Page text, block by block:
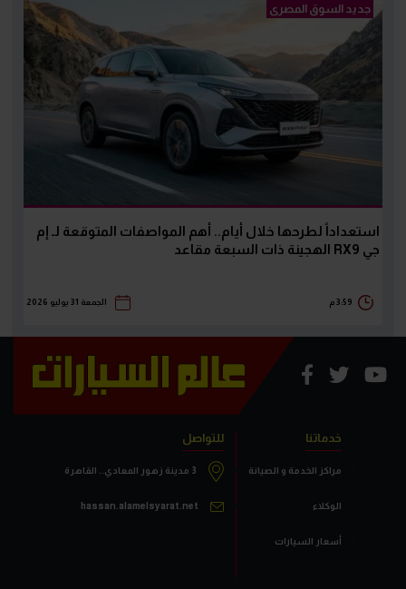
جديد السوق المصرى
استعداداً لطرحها خلال أيام.. أهم المواصفات المتوقعة لـ إم
جي RX9 الهجينة ذات السبعة مقاعد
3:59 م الجمعة 31 يوليو 2026
خدماتنا
مراكز الخدمة و الصيانة
الوكلاء
أسعار السيارات
للتواصل
3 مدينة زهور المعادي.. القاهرة
hassan.alamelsyarat.net